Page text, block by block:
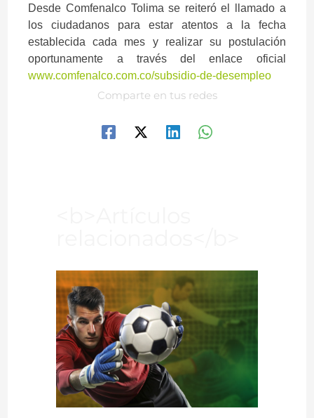
Desde Comfenalco Tolima se reiteró el llamado a
los ciudadanos para estar atentos a la fecha
establecida cada mes y realizar su postulación
oportunamente a través del enlace oficial
www.comfenalco.com.co/subsidio-de-desempleo
Comparte en tus redes